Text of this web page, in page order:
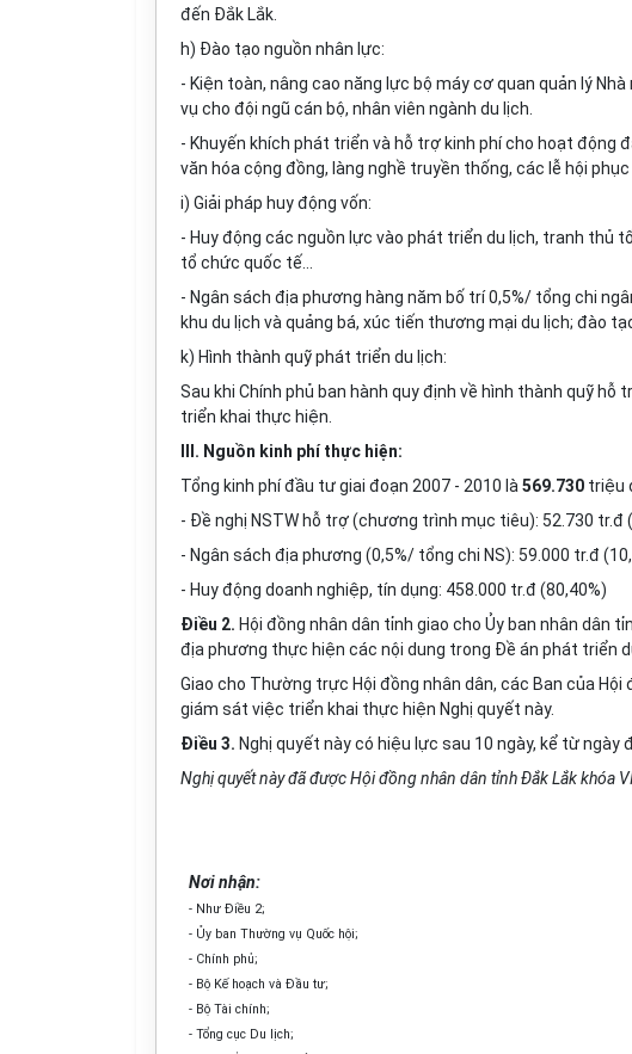
đến Đắk Lắk.
h) Đào tạo nguồn nhân lực:
- Kiện toàn, nâng cao năng lực bộ máy cơ quan quản lý
vụ cho đội ngũ cán bộ, nhân viên ngành du lịch.
- Khuyến khích phát triển và hỗ trợ kinh phí cho hoạt động
văn hóa cộng đồng, làng nghề truyền thống, các lễ hội phục
i) Giải pháp huy động vốn:
- Huy động các nguồn lực vào phát triển du lịch, tranh thủ
tổ chức quốc tế
- Ngân sách địa phương hàng năm bố trí 0,5%/ tổng chi
khu du lịch và quảng bá, xúc tiến thương mại du lịch; đào
k) Hình thành quỹphát triển du lịch:
Sau khi Chính phủ ban hành quy định về hình thành quỹ
triển khai thực hiện.
III. Nguồn kinh phí thực hiện:
Tổng kinh phí đầu tư giai đoạn 2007 - 2010 là 569.730 triệu
- Đề nghị NSTW hỗ trợ (chương trình mục tiêu): 52.730 tr.đ
- Ngân sách địa phương (0,5%/ tổng chi NS): 59.000 tr.đ (10,
- Huy động doanh nghiệp, tín dụng: 458.000 tr.đ (80,40%)
Điều 2. Hội đồng nhân dân tỉnh giao cho Ủy ban nhân dân
địa phương thực hiện các nội dung trong Đề án phát triển
Giao cho Thường trực Hội đồng nhân dân, các Ban của
giám sát việc triển khai thực hiện Nghị quyết này.
Điều 3. Nghị quyết này có hiệu lực sau 10 ngày, kể từ ngày
Nghị quyết này đã được Hội đồng nhân dân tỉnh Đắk Lắk khóa
Nơi nhận:
- Như Điều 2;
- Ủy ban Thường vụ Quốc hội;
- Chính phủ;
- Bộ Kế hoạch và Đầu tư;
- Bộ Tài chính;
-Tổngcục Du lịch;